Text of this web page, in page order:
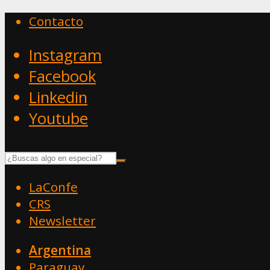
Contacto
Instagram
Facebook
Linkedin
Youtube
LaConfe
CRS
Newsletter
Argentina